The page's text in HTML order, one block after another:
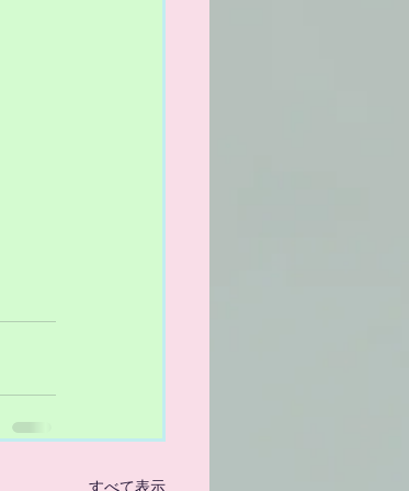
すべて表示